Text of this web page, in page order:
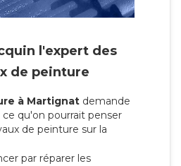
l'expert des
de peinture
à Martignat demande
qu'on pourrait penser
de peinture sur la
par réparer les